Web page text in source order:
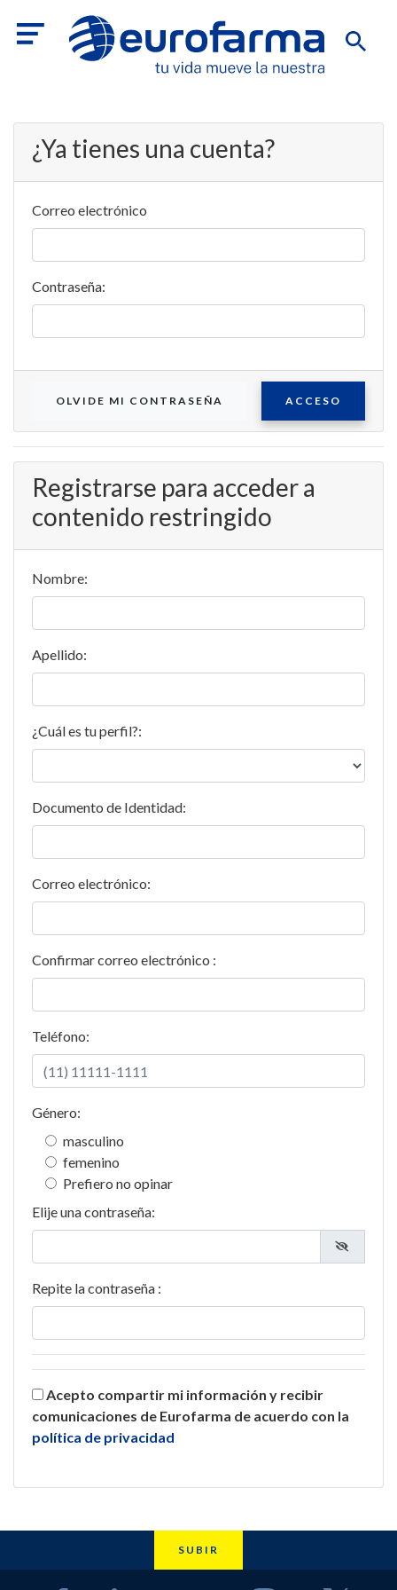
¿Ya tienes una cuenta?
Correo electrónico
Contraseña:
OLVIDE MI CONTRASEÑA ACCESO
Registrarse para acceder a
contenido restringido
Nombre:
Apellido:
¿Cuál es tu perfil?:
Documento de Identidad:
Correo electrónico:
Confirmar correo electrónico :
Teléfono:
Género:
masculino
femenino
Prefiero no opinar
Elije una contraseña:
Repite la contraseña :
Acepto compartir mi información y recibir
comunicaciones de Eurofarma de acuerdo con la
política de privacidad
SUBIR